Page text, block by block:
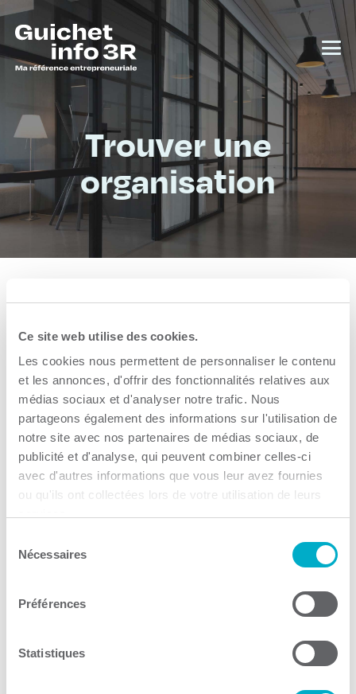
Ce site web utilise des cookies.
Les cookies nous permettent de personnaliser le contenu
et les annonces, d'offrir des fonctionnalités relatives aux
médias sociaux et d'analyser notre trafic. Nous
partageons également des informations sur l'utilisation de
notre site avec nos partenaires de médias sociaux, de
publicité et d'analyse, qui peuvent combiner celles-ci
avec d'autres informations que vous leur avez fournies
ou qu'ils ont collectées lors de votre utilisation de leurs
Nécessaires
Préférences
Statistiques
Trouver une
organisation
entreprise?
Je cherche à…
Tête première
Consulter le site Web